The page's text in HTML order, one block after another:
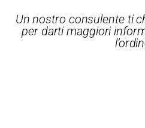
Un nostro consulente ti
per darti maggiori